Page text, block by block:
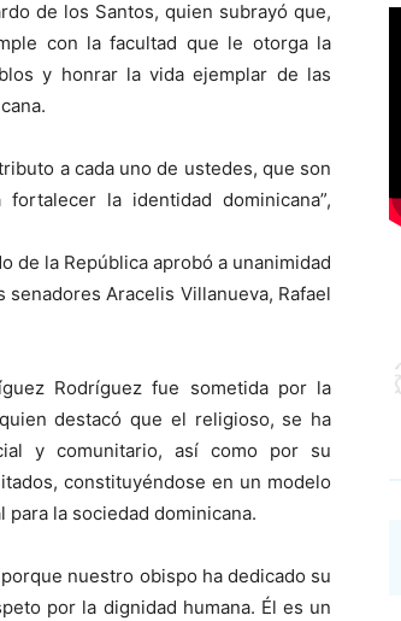
de los Santos, quien subrayó que,
con la facultad que le otorga la
y honrar la vida ejemplar de las
a cada uno de ustedes, que son
la identidad dominicana”,
de la República aprobó a unanimidad
Aracelis Villanueva, Rafael
Rodríguez fue sometida por la
destacó que el religioso, se ha
y comunitario, así como por su
constituyéndose en un modelo
la sociedad dominicana.
nuestro obispo ha dedicado su
por la dignidad humana. Él es un